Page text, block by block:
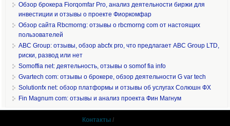
Обзор брокера Fiorqomfar Pro, анализ деятельности биржи для
инвестиции и отзывы о проекте Фиоркомфар
Обзор сайта Rbcmorng: отзывы о rbcmorng com от настоящих
пользователей
ABC Group: отзывы, обзор abcfx pro, что предлагает ABC Group LTD,
риски, развод или нет
Somoffia net: деятельность, отзывы о somof fia info
Gvartech com: отзывы о брокере, обзор деятельности G var tech
Solutionfx net: обзор платформы и отзывы об услугах Солюшн ФХ
Fin Magnum com: отзывы и анализ проекта Фин Магнум
Контакты /